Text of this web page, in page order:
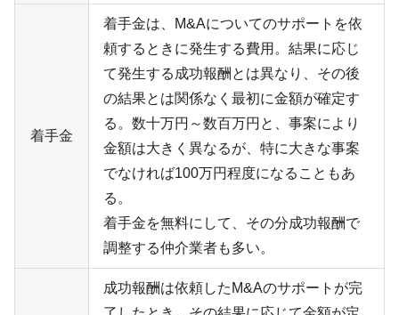
着手金
着手金は、 M&Aについてのサポートを依
頼するときに発生する費用。結果に応じ
て発生する成功報酬とは異なり、その後
の結果とは関係なく最初に金額が確定す
る。数十万円～数百万円と、事案により
金額は大きく異なるが、特に大きな事案
でなければ100万円程度になることもあ
る。
着手金を無料にして、その分成功報酬で
調整する仲介業者も多い。
成功報酬は依頼した M&Aのサポートが完